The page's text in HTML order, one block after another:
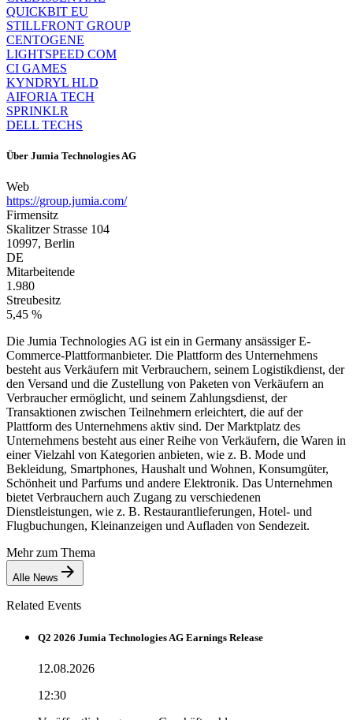
QUICKBIT EU
STILLFRONT GROUP
CENTOGENE
LIGHTSPEED COM
CI GAMES
KYNDRYL HLD
AIFORIA TECH
SPRINKLR
DELL TECHS
Über Jumia Technologies AG
Web
https://group.jumia.com/
Firmensitz
Skalitzer Strasse 104
10997, Berlin
DE
Mitarbeitende
1.980
Streubesitz
5,45 %
Die Jumia Technologies AG ist ein in Germany ansässiger E-
Commerce-Plattformanbieter. Die Plattform des Unternehmens
besteht aus Verkäufern mit Verbrauchern, seinem Logistikdienst, der
den Versand und die Zustellung von Paketen von Verkäufern an
Verbraucher ermöglicht, und seinem Zahlungsdienst, der
Transaktionen zwischen Teilnehmern erleichtert, die auf der
Plattform des Unternehmens aktiv sind. Der Marktplatz des
Unternehmens besteht aus einer Reihe von Verkäufern, die Waren in
einer Vielzahl von Kategorien anbieten, wie z. B. Mode und
Bekleidung, Smartphones, Haushalt und Wohnen, Konsumgüter,
Schönheit und Parfums und andere Elektronik. Das Unternehmen
bietet Verbrauchern auch Zugang zu verschiedenen
Dienstleistungen, wie z. B. Restaurantlieferungen, Hotel- und
Flugbuchungen, Kleinanzeigen und Aufladen von Sendezeit.
Mehr zum Thema
Alle News
Related Events
Q2 2026 Jumia Technologies AG Earnings Release
12.08.2026
12:30